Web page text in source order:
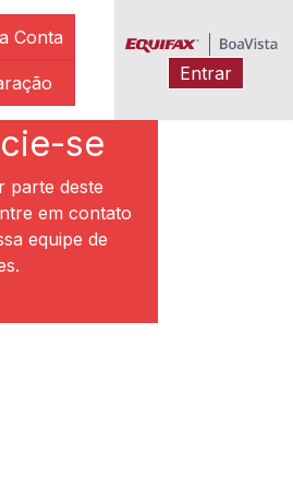
Conta
Entrar
se
parte deste
em contato
equipe de